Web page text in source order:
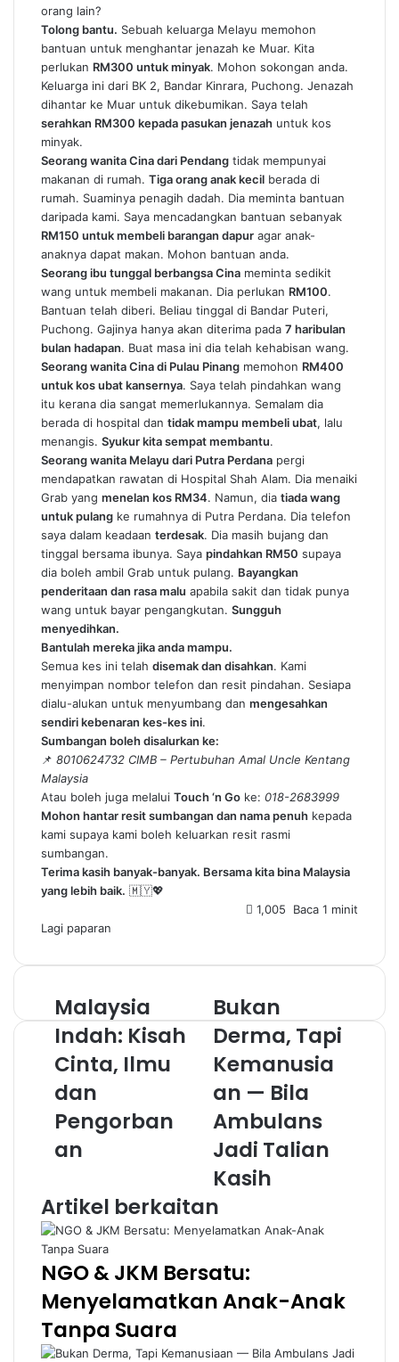
orang lain?
Tolong bantu. Sebuah keluarga Melayu memohon
bantuan untuk menghantar jenazah ke Muar. Kita
perlukan RM300 untuk minyak. Mohon sokongan anda.
Keluarga ini dari BK 2, Bandar Kinrara, Puchong. Jenazah
dihantar ke Muar untuk dikebumikan. Saya telah
serahkan RM300 kepada pasukan jenazah untuk kos
minyak.
Seorang wanita Cina dari Pendang tidak mempunyai
makanan di rumah. Tiga orang anak kecil berada di
rumah. Suaminya penagih dadah. Dia meminta bantuan
daripada kami. Saya mencadangkan bantuan sebanyak
RM150 untuk membeli barangan dapur agar anak-
anaknya dapat makan. Mohon bantuan anda.
Seorang ibu tunggal berbangsa Cina meminta sedikit
wang untuk membeli makanan. Dia perlukan RM100.
Bantuan telah diberi. Beliau tinggal di Bandar Puteri,
Puchong. Gajinya hanya akan diterima pada 7 haribulan
bulan hadapan. Buat masa ini dia telah kehabisan wang.
Seorang wanita Cina di Pulau Pinang memohon RM400
untuk kos ubat kansernya. Saya telah pindahkan wang
itu kerana dia sangat memerlukannya. Semalam dia
berada di hospital dan tidak mampu membeli ubat, lalu
menangis. Syukur kita sempat membantu.
Seorang wanita Melayu dari Putra Perdana pergi
mendapatkan rawatan di Hospital Shah Alam. Dia menaiki
Grab yang menelan kos RM34. Namun, dia tiada wang
untuk pulang ke rumahnya di Putra Perdana. Dia telefon
saya dalam keadaan terdesak. Dia masih bujang dan
tinggal bersama ibunya. Saya pindahkan RM50 supaya
dia boleh ambil Grab untuk pulang. Bayangkan
penderitaan dan rasa malu apabila sakit dan tidak punya
wang untuk bayar pengangkutan. Sungguh
menyedihkan.
Bantulah mereka jika anda mampu.
Semua kes ini telah disemak dan disahkan. Kami
menyimpan nombor telefon dan resit pindahan. Sesiapa
dialu-alukan untuk menyumbang dan mengesahkan
sendiri kebenaran kes-kes ini.
Sumbangan boleh disalurkan ke:
📌 8010624732 CIMB – Pertubuhan Amal Uncle Kentang
Malaysia
Atau boleh juga melalui Touch ‘n Go ke: 018-2683999
Mohon hantar resit sumbangan dan nama penuh kepada
kami supaya kami boleh keluarkan resit rasmi
sumbangan.
Terima kasih banyak-banyak. Bersama kita bina Malaysia
yang lebih baik. 🇲🇾💖
1,005
Baca 1 minit
Lagi paparan
Malaysia
Indah: Kisah
Cinta, Ilmu
dan
Pengorban
an
Bukan
Derma, Tapi
Kemanusia
an — Bila
Ambulans
Jadi Talian
Kasih
Artikel berkaitan
NGO & JKM Bersatu:
Menyelamatkan Anak-Anak
Tanpa Suara